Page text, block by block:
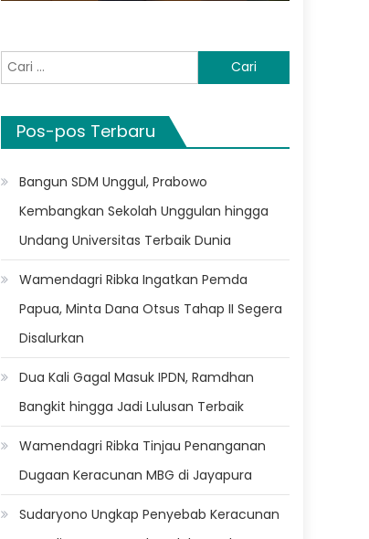
Cari
untuk:
Pos-pos Terbaru
Bangun SDM Unggul, Prabowo
Kembangkan Sekolah Unggulan hingga
Undang Universitas Terbaik Dunia
Wamendagri Ribka Ingatkan Pemda
Papua, Minta Dana Otsus Tahap II Segera
Disalurkan
Dua Kali Gagal Masuk IPDN, Ramdhan
Bangkit hingga Jadi Lulusan Terbaik
Wamendagri Ribka Tinjau Penanganan
Dugaan Keracunan MBG di Jayapura
Sudaryono Ungkap Penyebab Keracunan